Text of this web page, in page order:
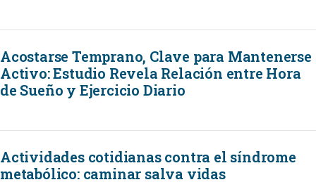
Acostarse Temprano, Clave para Mantenerse
Activo: Estudio Revela Relación entre Hora
de Sueño y Ejercicio Diario
Actividades cotidianas contra el síndrome
metabólico: caminar salva vidas